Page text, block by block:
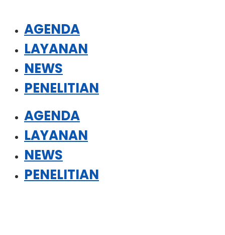
AGENDA
LAYANAN
NEWS
PENELITIAN
AGENDA
LAYANAN
NEWS
PENELITIAN